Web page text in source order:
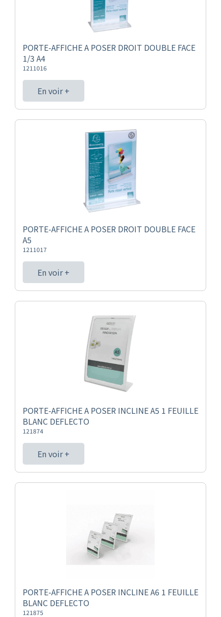
PORTE-AFFICHE A POSER DROIT DOUBLE FACE
1/3 A4
1211016
En voir +
PORTE-AFFICHE A POSER DROIT DOUBLE FACE
A5
1211017
En voir +
PORTE-AFFICHE A POSER INCLINE A5 1 FEUILLE
BLANC DEFLECTO
121874
En voir +
PORTE-AFFICHE A POSER INCLINE A6 1 FEUILLE
BLANC DEFLECTO
121875